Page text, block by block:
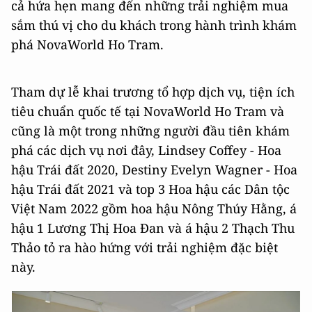
cả hứa hẹn mang đến những trải nghiệm mua
sắm thú vị cho du khách trong hành trình khám
phá NovaWorld Ho Tram.
Tham dự lễ khai trương tổ hợp dịch vụ, tiện ích
tiêu chuẩn quốc tế tại NovaWorld Ho Tram và
cũng là một trong những người đầu tiên khám
phá các dịch vụ nơi đây, Lindsey Coffey - Hoa
hậu Trái đất 2020, Destiny Evelyn Wagner - Hoa
hậu Trái đất 2021 và top 3 Hoa hậu các Dân tộc
Việt Nam 2022 gồm hoa hậu Nông Thúy Hằng, á
hậu 1 Lương Thị Hoa Đan và á hậu 2 Thạch Thu
Thảo tỏ ra hào hứng với trải nghiệm đặc biệt
này.